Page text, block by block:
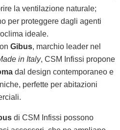
la ventilazione naturale;
per proteggere dagli agenti
ideale.
Gibus, marchio leader nel
in Italy, CSM Infissi propone
dal design contemporaneo e
perfette per abitazioni
di CSM Infissi possono